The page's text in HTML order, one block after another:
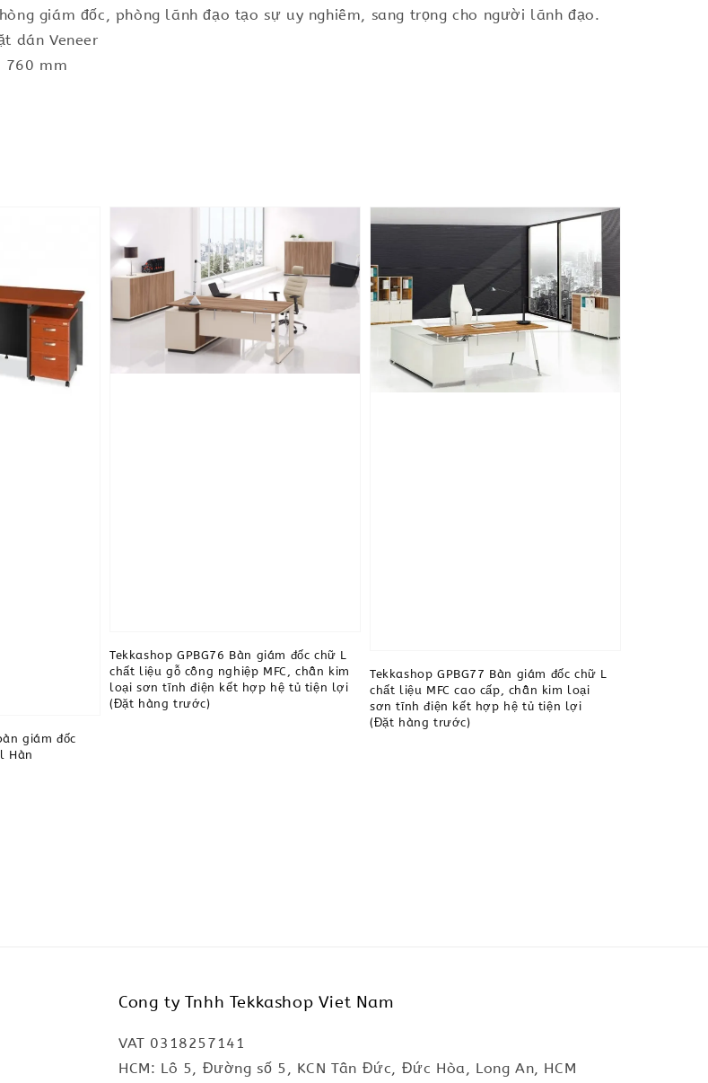
giám đốc, phòng lãnh đạo tạo sự uy nghiêm, sang trọng cho người lãnh đạo.
dán Veneer
760 mm
giám đốc
Hàn
Tekkashop GPBG76 Bàn giám đốc chữ L
chất liệu gỗ công nghiệp MFC, chân kim
loại sơn tĩnh điện kết hợp hệ tủ tiện lợi
(Đặt hàng trước)
Tekkashop GPBG77 Bàn giám đốc chữ L
chất liệu MFC cao cấp, chân kim loại
sơn tĩnh điện kết hợp hệ tủ tiện lợi
(Đặt hàng trước)
Cong ty Tnhh Tekkashop Viet Nam
VAT 0318257141
HCM: Lô 5, Đường số 5, KCN Tân Đức, Đức Hòa, Long An, HCM